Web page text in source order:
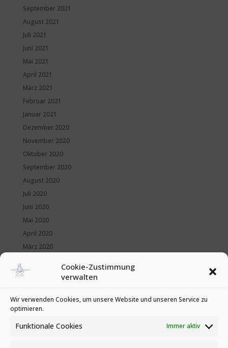
Cookie-Zustimmung
verwalten
Wir verwenden Cookies, um unsere Website und unseren Service zu
optimieren.
Funktionale Cookies Immer aktiv
September 2021
August 2021
Juli 2021
Juni 2021
Mai 2021
April 2021
März 2021
Februar 2021
Januar 2021
Dezember 2020
November 2020
Oktober 2020
September 2020
August 2020
Juli 2020
Juni 2020
Mai 2020
April 2020
März 2020
Januar 2020
Kategorien
News
Veranstaltungen